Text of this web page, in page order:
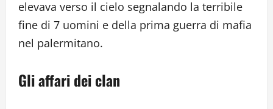
elevava verso il cielo segnalando la terribile
fine di 7 uomini e della prima guerra di mafia
nel palermitano.
Gli affari dei clan